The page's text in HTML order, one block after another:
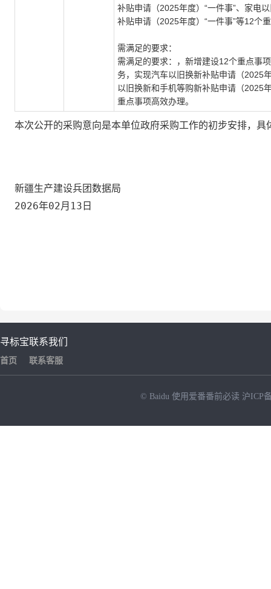
补贴申请（2025年度）“一件事”、家电
补贴申请（2025年度）“一件事”等12个
需满足的要求：
需满足的要求：，新增建设12个重点事
务，实现汽车以旧换新补贴申请（2025
以旧换新和手机等购新补贴申请（2025
重点事项高效办理。
本次公开的采购意向是本单位政府采购工作的初步安排，
新疆生产建设兵团数据局
2026年02月13日
寻标宝
首页
联系我们
联系客服
© Baidu 使用爱番番前必读 沪ICP